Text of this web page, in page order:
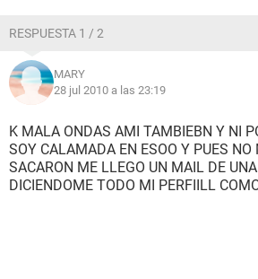
RESPUESTA 1 / 2
MARY
28 jul 2010 a las 23:19
K MALA ONDAS AMI TAMBIEBN Y NI
SOY CALAMADA EN ESOO Y PUES
SACARON ME LLEGO UN MAIL DE
DICIENDOME TODO MI PERFIILL